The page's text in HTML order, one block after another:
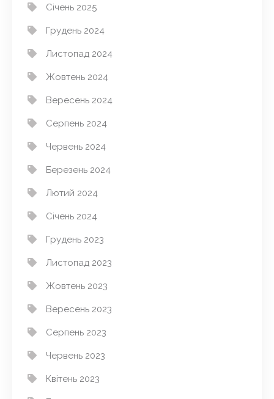
Січень 2025
Грудень 2024
Листопад 2024
Жовтень 2024
Вересень 2024
Серпень 2024
Червень 2024
Березень 2024
Лютий 2024
Січень 2024
Грудень 2023
Листопад 2023
Жовтень 2023
Вересень 2023
Серпень 2023
Червень 2023
Квітень 2023